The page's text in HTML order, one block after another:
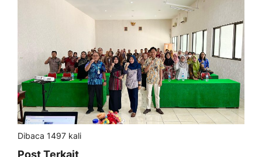
Dibaca 1497 kali
Post Terkait